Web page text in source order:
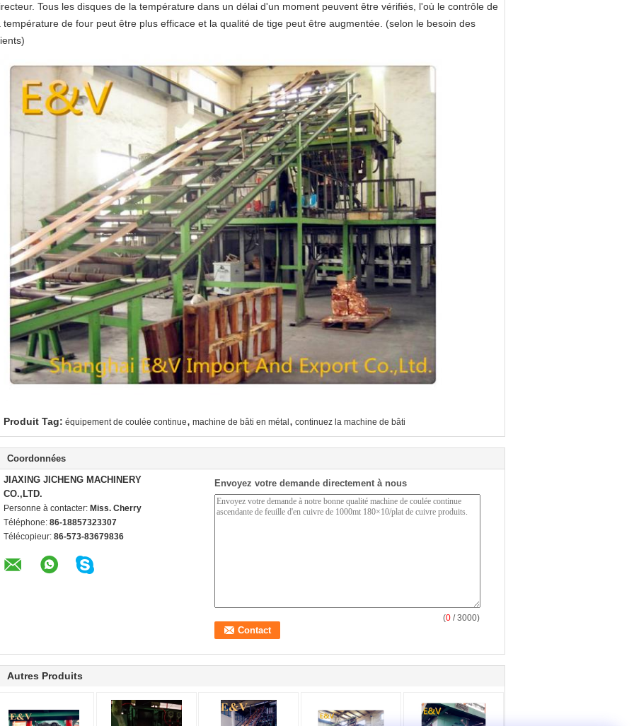
Tous les disques de la température dans un délai d'un moment peuvent être vérifiés, l'où le contrôle de
température de four peut être plus efficace et la qualité de tige peut être augmentée. (selon le besoin des
Produit Tag: équipement de coulée continue, machine de bâti en métal , continuez la machine de bâti
Coordonnées
JIAXING JICHENG MACHINERY
CO.,LTD.
Personne à contacter: Miss. Cherry
Téléphone: 86-18857323307
Télécopieur: 86-573-83679836
Envoyez votre demande directement à nous
(0 / 3000)
Autres Produits